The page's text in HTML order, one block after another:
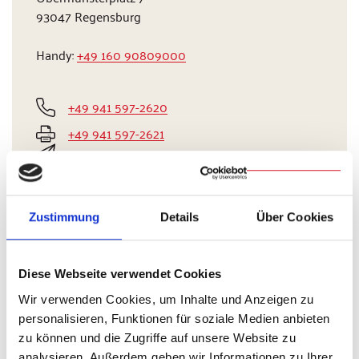
Zustimmung Details Über Cookies
Diese Webseite verwendet Cookies
Wir verwenden Cookies, um Inhalte und Anzeigen zu
personalisieren, Funktionen für soziale Medien anbieten
zu können und die Zugriffe auf unsere Website zu
93047 Regensburg
Handy:+49 160 90809000
+49 941 597-2620
+49 941 597-2621
behindertenseelsorge(at)bistum-regensburg.de
„Gott schuf den Menschen als sein Abbild!“
(Gen 1,27)
In der Bibel steht: